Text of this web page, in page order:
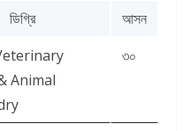
ডিগ্রি
আসন
Animal
৩০